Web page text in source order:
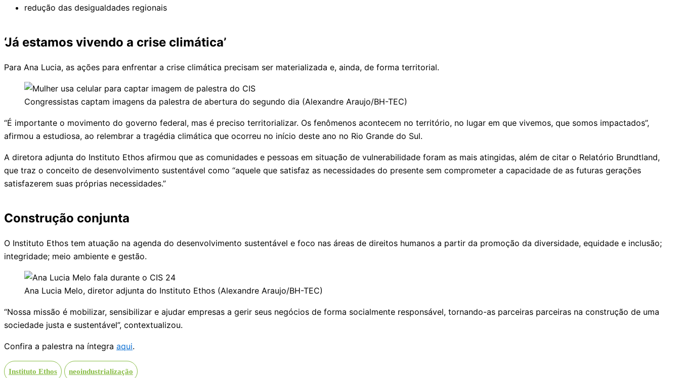
redução das desigualdades regionais
‘Já estamos vivendo a crise climática’
Para Ana Lucia, as ações para enfrentar a crise climática precisam ser materializada e, ainda, de forma territorial.
Congressistas captam imagens da palestra de abertura do segundo dia (Alexandre Araujo/BH-TEC)
“É importante o movimento do governo federal, mas é preciso territorializar. Os fenômenos acontecem no território, no lugar em que vivemos, que somos impactados”,
afirmou a estudiosa, ao relembrar a tragédia climática que ocorreu no início deste ano no Rio Grande do Sul.
A diretora adjunta do Instituto Ethos afirmou que as comunidades e pessoas em situação de vulnerabilidade foram as mais atingidas, além de citar o Relatório Brundtland,
que traz o conceito de desenvolvimento sustentável como “aquele que satisfaz as necessidades do presente sem comprometer a capacidade de as futuras gerações
satisfazerem suas próprias necessidades.”
Construção conjunta
O Instituto Ethos tem atuação na agenda do desenvolvimento sustentável e foco nas áreas de direitos humanos a partir da promoção da diversidade, equidade e inclusão;
integridade; meio ambiente e gestão.
Ana Lucia Melo, diretor adjunta do Instituto Ethos (Alexandre Araujo/BH-TEC)
“Nossa missão é mobilizar, sensibilizar e ajudar empresas a gerir seus negócios de forma socialmente responsável, tornando-as parceiras parceiras na construção de uma
sociedade justa e sustentável”, contextualizou.
Confira a palestra na íntegra aqui.
Instituto Ethos neoindustrialização